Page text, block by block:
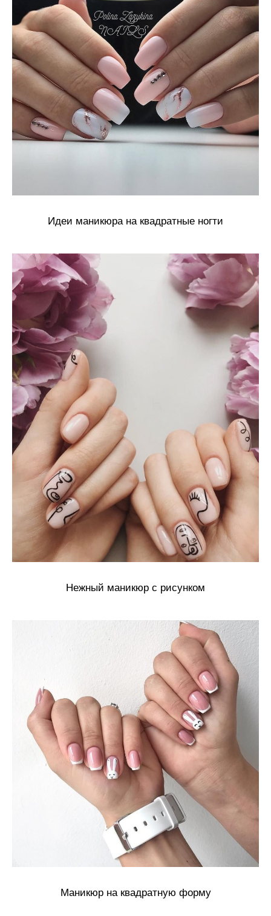
Идеи маникюра на квадратные ногти
Нежный маникюр с рисунком
Маникюр на квадратную форму